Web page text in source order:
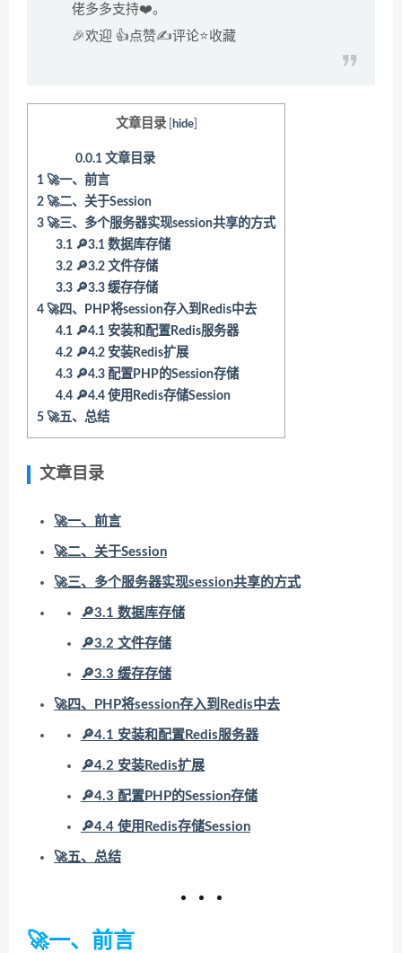
佬多多支持❤️。
🎉欢迎 👍点赞✍评论⭐收藏
文章目录 hide]
0.0.1 文章目录
1 🚀一、前言
2 🚀二、关于Session
3 🚀三、多个服务器实现session共享的方式
3.1 🔎3.1 数据库存储
3.2 🔎3.2 文件存储
3.3 🔎3.3 缓存存储
4 🚀四、PHP将session存入到Redis中去
4.1 🔎4.1 安装和配置Redis服务器
4.2 🔎4.2 安装Redis扩展
4.3 🔎4.3 配置PHP的Session存储
4.4 🔎4.4 使用Redis存储Session
5 🚀五、总结
文章目录
🚀一、前言
🚀二、关于Session
🚀三、多个服务器实现session共享的方式
🔎3.1 数据库存储
🔎3.2 文件存储
🔎3.3 缓存存储
🚀四、PHP将session存入到Redis中去
🔎4.1 安装和配置Redis服务器
🔎4.2 安装Redis扩展
🔎4.3 配置PHP的Session存储
🔎4.4 使用Redis存储Session
🚀五、总结
🚀一、前言